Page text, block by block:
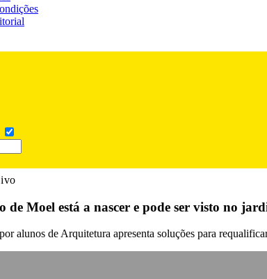
de Moel está a nascer e pode ser visto no
alunos de Arquitetura apresenta soluções para